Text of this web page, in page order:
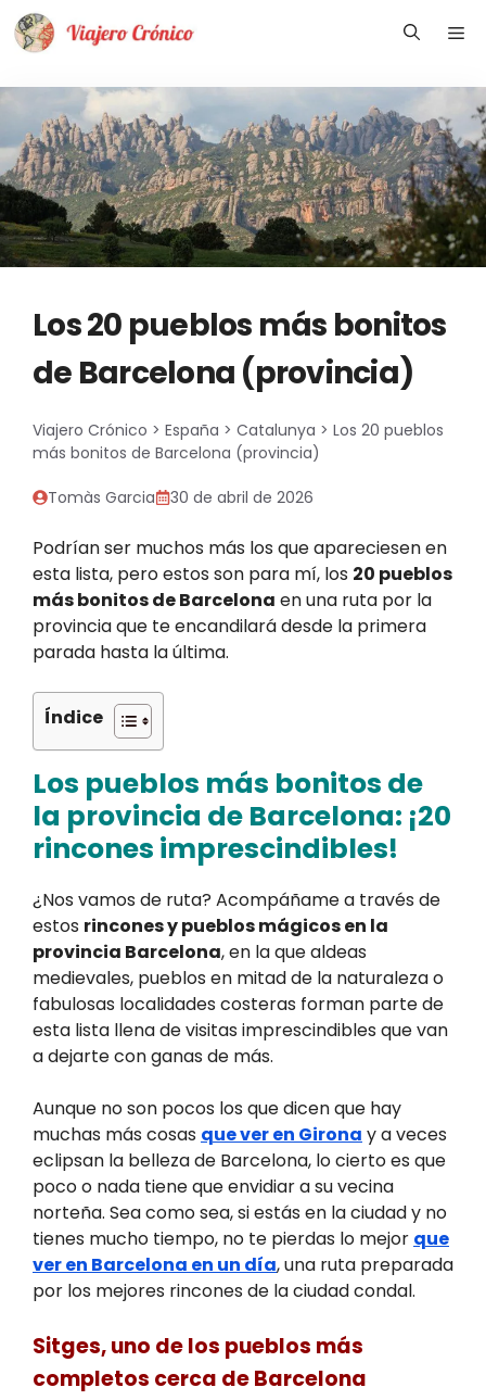
Saltar
Los 20 pueblos más bonitos
de Barcelona (provincia)
Viajero Crónico > España > Catalunya > Los 20 pueblos
más bonitos de Barcelona (provincia)
Tomàs Garcia 30 de abril de 2026
Podrían ser muchos más los que apareciesen en
esta lista, pero estos son para mí, los 20 pueblos
más bonitos de Barcelona en una ruta por la
provincia que te encandilará desde la primera
parada hasta la última.
Índice
Los pueblos más bonitos de
la provincia de Barcelona: ¡20
rincones imprescindibles!
¿Nos vamos de ruta? Acompáñame a través de
estos rincones y pueblos mágicos en la
provincia Barcelona, en la que aldeas
medievales, pueblos en mitad de la naturaleza o
fabulosas localidades costeras forman parte de
esta lista llena de visitas imprescindibles que van
a dejarte con ganas de más.
Aunque no son pocos los que dicen que hay
muchas más cosas que ver en Girona y a veces
eclipsan la belleza de Barcelona, lo cierto es que
poco o nada tiene que envidiar a su vecina
norteña. Sea como sea, si estás en la ciudad y no
tienes mucho tiempo, no te pierdas lo mejor que
ver en Barcelona en un día, una ruta preparada
por los mejores rincones de la ciudad condal.
Sitges, uno de los pueblos más
completos cerca de Barcelona